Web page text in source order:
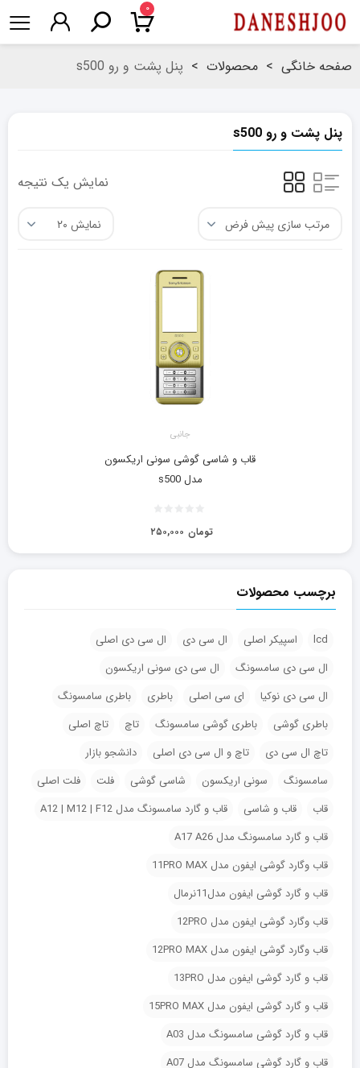
۰
صفحه خانگی > محصولات > پنل پشت و رو s500
پنل پشت و رو s500
نمایش یک نتیجه
جانبی
قاب و شاسی گوشی سونی اریکسون
مدل s500
۲۵۰,۰۰۰ تومان
برچسب محصولات
lcd اسپیکر اصلی ال سی دی
ال سی دی اصلی
ال سی دی سامسونگ
ال سی دی سونی اریکسون
ال سی دی نوکیا
ای سی اصلی باطری
باطری سامسونگ
باطری گوشی
باطری گوشی سامسونگ تاچ
تاچ اصلی
تاچ ال سی دی
تاچ و ال سی دی اصلی
دانشجو بازار
سامسونگ
سونی اریکسون شاسی گوشی فلت
فلت اصلی
قاب
قاب و شاسی
قاب و گارد سامسونگ مدل A12 | M12 | F12
قاب و گارد سامسونگ مدل A17 A26
قاب وگارد گوشی ایفون مدل 11PRO MAX
قاب و گارد گوشی ایفون مدل11نرمال
قاب وگارد گوشی ایفون مدل 12PRO
قاب وگارد گوشی ایفون مدل 12PRO MAX
قاب و گارد گوشی ایفون مدل 13PRO
قاب و گارد گوشی ایفون مدل 15PRO MAX
قاب و گارد گوشی سامسونگ مدل A03
قاب و گارد گوشی سامسونگ مدل A07